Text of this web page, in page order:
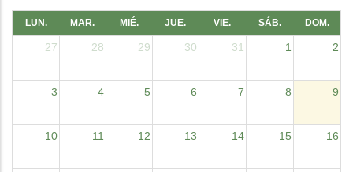
LUN. MAR. MIÉ. JUE. VIE. SÁB. DOM.
27 28 29 30 31 1 2
3 4 5 6 7 8 9
10 11 12 13 14 15 16